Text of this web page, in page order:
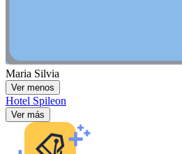
Maria Silvia
Ver menos
Hotel Spileon
Ver más